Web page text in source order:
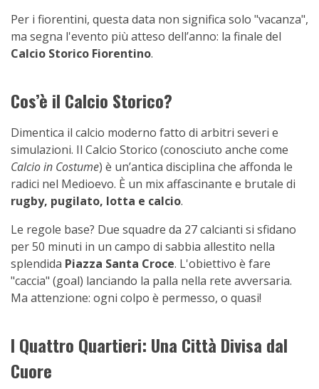
Per i fiorentini, questa data non significa solo "vacanza",
ma segna l'evento più atteso dell’anno: la finale del
Calcio Storico Fiorentino.
Cos’è il Calcio Storico?
Dimentica il calcio moderno fatto di arbitri severi e
simulazioni. Il Calcio Storico (conosciuto anche come
Calcio in Costume) è un’antica disciplina che affonda le
radici nel Medioevo. È un mix affascinante e brutale di
rugby, pugilato, lotta e calcio.
Le regole base? Due squadre da 27 calcianti si sfidano
per 50 minuti in un campo di sabbia allestito nella
splendida Piazza Santa Croce. L'obiettivo è fare
"caccia" (goal) lanciando la palla nella rete avversaria.
Ma attenzione: ogni colpo è permesso, o quasi!
I Quattro Quartieri: Una Città Divisa dal
Cuore